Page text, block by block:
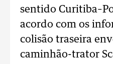
sentido
acordo com os
colisão traseira
caminhão-trator